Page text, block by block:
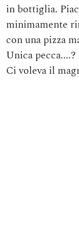
in bottiglia.
minimamente
con una pizza
Unica pecca....?
Ci voleva il